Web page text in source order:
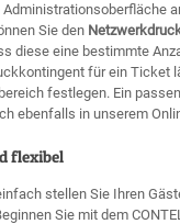
Sie den
diese eine bestimmte
für ein Ticket
festlegen. Ein
ebenfalls in unserem
flexibel
stellen Sie Ihren
Sie mit dem